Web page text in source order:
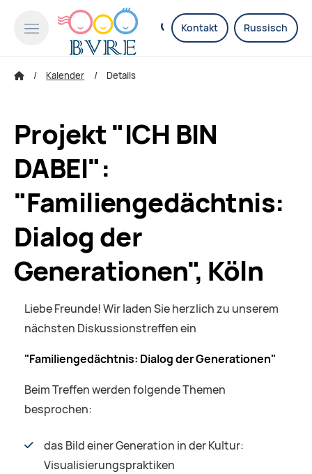
Kontakt Russisch
Kalender Details
Projekt "ICH BIN
DABEI":
"Familiengedächtnis:
Dialog der
Generationen", Köln
Liebe Freunde! Wir laden Sie herzlich zu unserem
nächsten Diskussionstreffen ein
"Familiengedächtnis: Dialog der Generationen"
Beim Treffen werden folgende Themen
besprochen:
das Bild einer Generation in der Kultur:
Visualisierungspraktiken